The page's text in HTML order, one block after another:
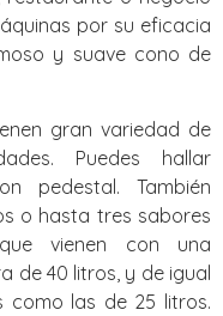
por su eficacia
y suave cono de
gran variedad de
Puedes hallar
pedestal. También
o hasta tres sabores
vienen con una
de 40 litros, y de igual
como las de 25 litros.